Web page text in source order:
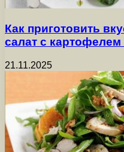
Как приготовить
салат с
21.11.2025